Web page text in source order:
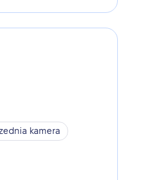
kamera